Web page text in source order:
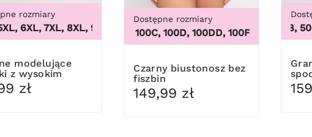
60/62
rozmiary
6XL, 7XL, 8XL, 9XL 3XL, 4XL, 5XL, 6XL, 7XL, 8XL, 9XL
z wysokim
zł
Dostępne rozmiary
100B, 100C, 100D, 100DD, 100F, 100G, 100H,
Czarny biustonosz bez
fiszbin
149,99 zł
46, 48, 50,
Granatowe wizytowe